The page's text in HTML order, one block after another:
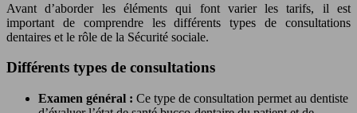
Avant d’aborder les éléments qui font varier les tarifs, il est
important de comprendre les différents types de consultations
dentaires et le rôle de la Sécurité sociale.
Différents types de consultations
Examen général : Ce type de consultation permet au dentiste